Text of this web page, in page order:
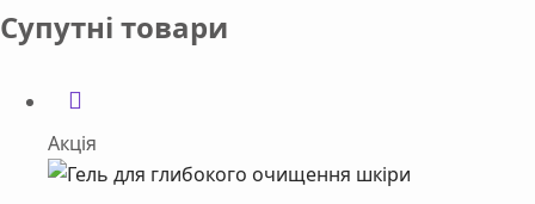
Супутні товари
Акція